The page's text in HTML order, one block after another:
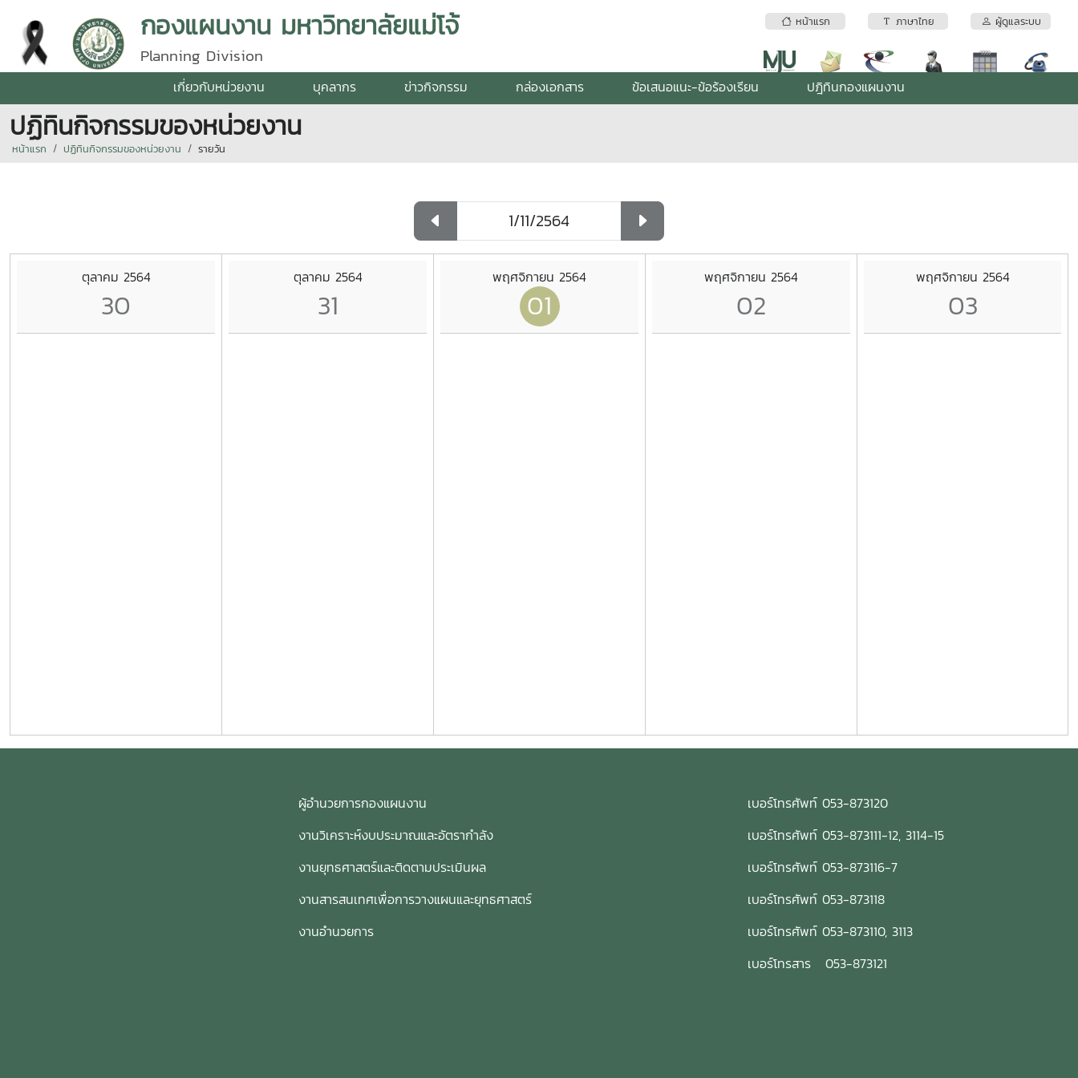
หน้าแรก ภาษาไทย ผู้ดูแลระบบ
กองแผนงาน มหาวิทยาลัยแม่โจ้
Planning Division
เกี่ยวกับหน่วยงาน บุคลากร ข่าวกิจกรรม กล่องเอกสาร ข้อเสนอแนะ-ข้อร้องเรียน ปฎิทินกองแผนงาน
ปฏิทินกิจกรรมของหน่วยงาน
หน้าแรก ปฏิทินกิจกรรมของหน่วยงาน รายวัน
ตุลาคม 2564
30
ตุลาคม 2564
31
พฤศจิกายน 2564
01
พฤศจิกายน 2564
02
พฤศจิกายน 2564
03
ผู้อำนวยการกองแผนงาน
เบอร์โทรศัพท์ 053-873120
งานวิเคราะห์งบประมาณและอัตรากำลัง
เบอร์โทรศัพท์ 053-873111-12, 3114-15
งานยุทธศาสตร์และติดตามประเมินผล
เบอร์โทรศัพท์ 053-873116-7
งานสารสนเทศเพื่อการวางแผนและยุทธศาสตร์
เบอร์โทรศัพท์ 053-873118
งานอำนวยการ
เบอร์โทรศัพท์ 053-873110, 3113
เบอร์โทรสาร 053-873121